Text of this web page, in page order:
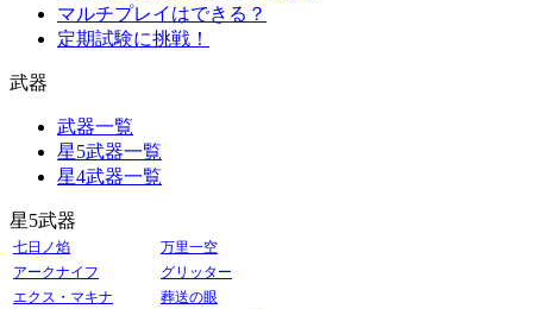
マルチプレイはできる？
定期試験に挑戦！
武器
武器一覧
星5武器一覧
星4武器一覧
星5武器
七日ノ焰
万里一空
アークナイフ
グリッター
エクス・マキナ
葬送の眼